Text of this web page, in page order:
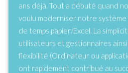
ans déjà. Tout a débuté quand
voulu moderniser notre système
de temps papier/Excel. La
utilisateurs et gestionnaires
flexibilité (Ordinateur ou
ont rapidement contribué au